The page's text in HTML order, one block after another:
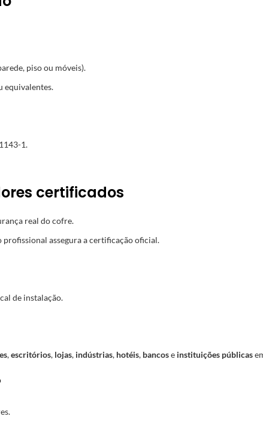
piso ou móveis).
equivalentes.
1.
certificados
real do cofre.
profissional assegura a certificação oficial.
de instalação.
,escritórios, lojas, indústrias, hotéis, bancose instituições públicas